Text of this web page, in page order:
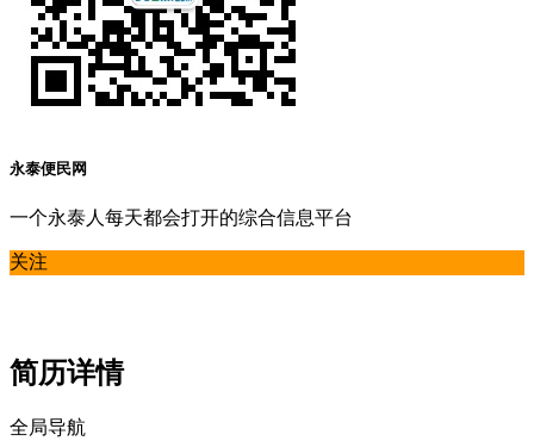
永泰便民网
一个永泰人每天都会打开的综合信息平台
关注
简历详情
全局导航